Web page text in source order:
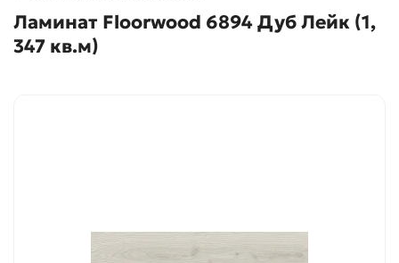
Ламинат Floorwood 6894 Дуб Лейк (1,
347 кв.м)